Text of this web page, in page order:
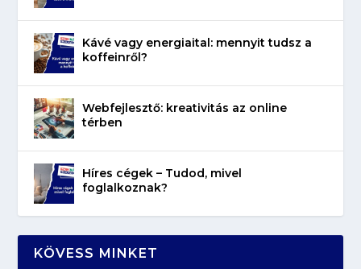
Kávé vagy energiaital: mennyit tudsz a
koffeinről?
Webfejlesztő: kreativitás az online
térben
Híres cégek – Tudod, mivel
foglalkoznak?
KÖVESS MINKET